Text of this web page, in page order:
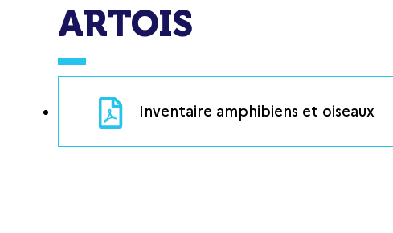
ARTOIS
Inventaire amphibiens et oiseaux